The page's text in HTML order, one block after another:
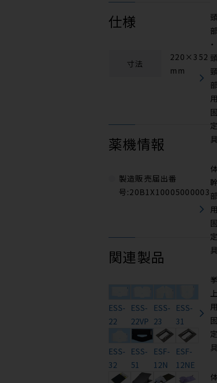
仕様
寸法
220×352
mm
薬機情報
製造販売届出番
号:20B1X10005000003
関連製品
ESS-
22
ESS-
22VP
ESS-
23
ESS-
31
ESS-
32
ESS-
51
ESF-
12N
ESF-
12NE
部
・
部
用
固
定
具
幹
部
用
固
定
具
挙
上
用
固
定
具